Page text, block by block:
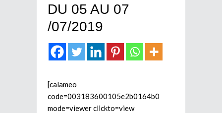
DU 05 AU 07
/07/2019
[calameo
code=003183600105e2b0164b0
mode=viewer clickto=view